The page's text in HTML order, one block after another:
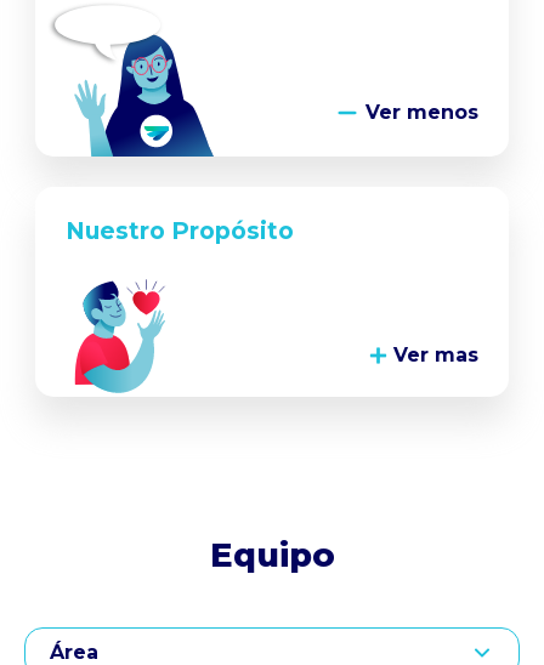
Ver menos
Nuestro Propósito
Ver mas
Equipo
Área